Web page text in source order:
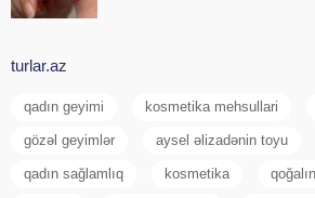
turlar.az
qadın geyimi kosmetika mehsullari
gözəl geyimlər aysel əlizadənin toyu
qadın sağlamlıq kosmetika